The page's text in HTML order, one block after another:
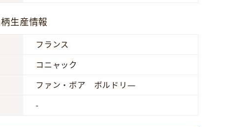
生産情報
フランス
コニャック
ファン・ボア ボルドリ―
-